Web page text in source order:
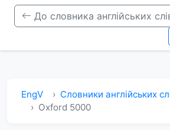
До словника англійських
EngV
Словники англійських
Oxford 5000